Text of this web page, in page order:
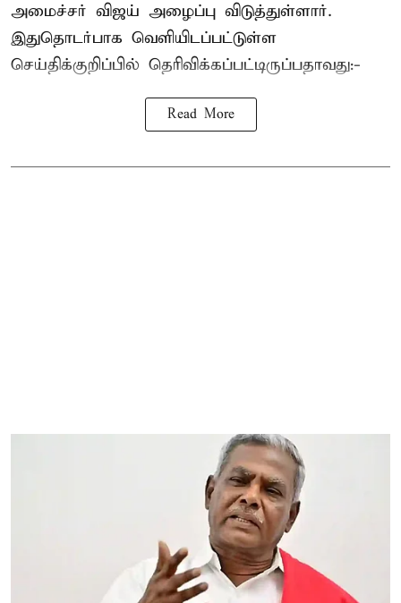
அமைச்சர் விஜய் அழைப்பு விடுத்துள்ளார்.
இதுதொடர்பாக வெளியிடப்பட்டுள்ள
செய்திக்குறிப்பில் தெரிவிக்கப்பட்டிருப்பதாவது:-
Read More